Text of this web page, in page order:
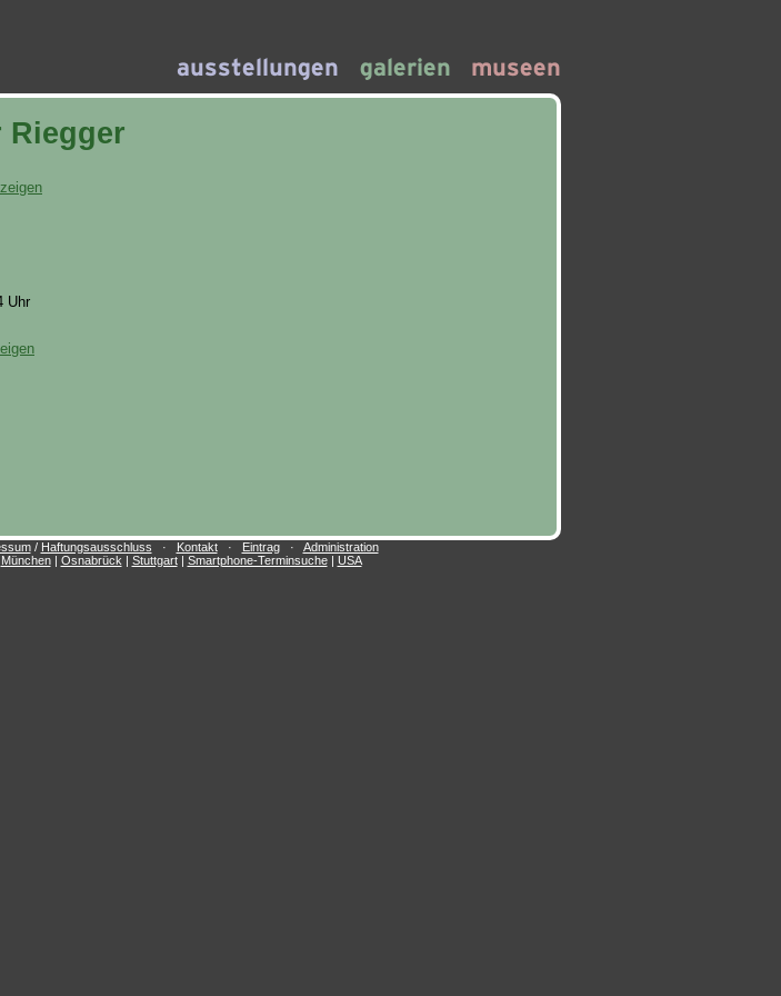
Riegger
Uhr
/ Haftungsausschluss · Kontakt· Eintrag· Administration
München| Osnabrück | Stuttgart| Smartphone-Terminsuche| USA